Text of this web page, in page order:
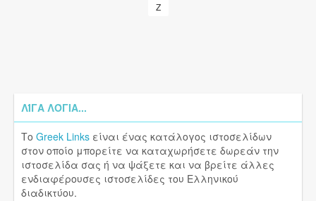
Z
ΛΊΓΑ ΛΌΓΙΑ...
Το Greek Links είναι ένας κατάλογος ιστοσελίδων
στον οποίο μπορείτε να καταχωρήσετε δωρεάν την
ιστοσελίδα σας ή να ψάξετε και να βρείτε άλλες
ενδιαφέρουσες ιστοσελίδες του Ελληνικού
διαδικτύου.